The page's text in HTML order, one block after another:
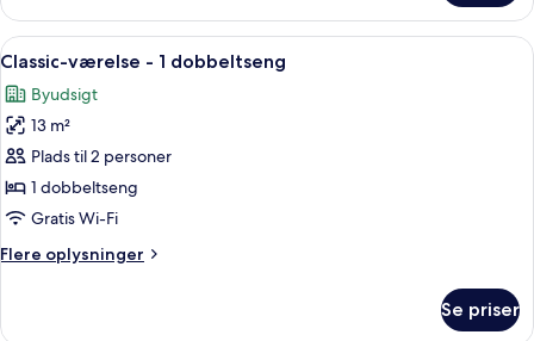
-
Værelse
-
queensize-
seng
Indlæs
alle
billeder
af
Classic-
værelse
-
dobbeltseng
Et hotelværelse med seng,
5
Classic-værelse - 1 dobbeltseng
Byudsigt
13 m²
Plads til 2 personer
1 dobbeltseng
Gratis Wi-Fi
Flere oplysninger
Flere
Se priser